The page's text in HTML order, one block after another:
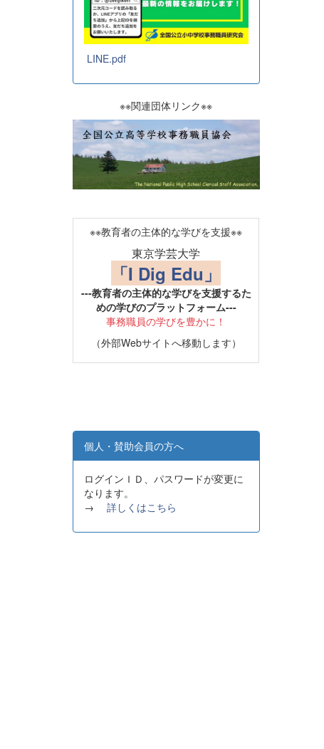
LINE.pdf
※※関連団体リンク※※
※※教育者の主体的な学びを支援※※
東京学芸大学
「I Dig Edu」
---教育者の主体的な学びを支援するた
めの学びのプラットフォーム---
事務職員の学びを豊かに！
（外部Webサイトへ移動します）
個人・賛助会員の方へ
ログインＩＤ、パスワードが変更に
なります。
→ 詳しくはこちら